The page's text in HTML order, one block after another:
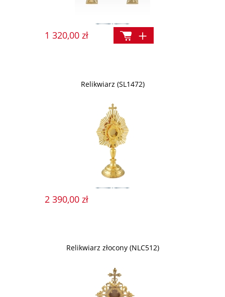
1 320,00 zł
Relikwiarz (SL1472)
2 390,00 zł
Relikwiarz złocony (NLC512)